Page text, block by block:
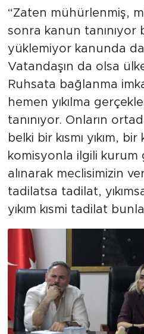
“Zaten mühürlenmiş,
sonra kanun tanınıyor
yüklemiyor kanunda
Vatandaşın da olsa
Ruhsata bağlanma
hemen yıkılma
tanınıyor. Onların
belki bir kısmı yıkım,
komisyonla ilgili kurum
alınarak meclisimizin
tadilatsa tadilat,
yıkım kısmi tadilat